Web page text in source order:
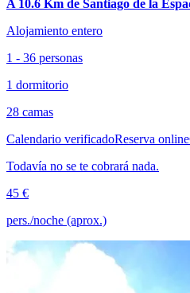
A 10.6 Km de Santiago de la
Alojamiento entero
1 - 36 personas
1 dormitorio
28 camas
Calendario verificadoReserva online
Todavía no se te cobrará nada.
45 €
pers./noche (aprox.)